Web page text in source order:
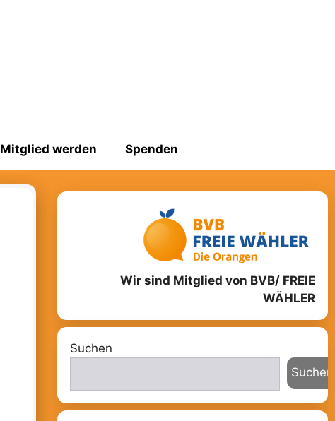
Mitglied werden Spenden
Wir sind Mitglied von BVB/ FREIE
WÄHLER
Suchen
Suchen